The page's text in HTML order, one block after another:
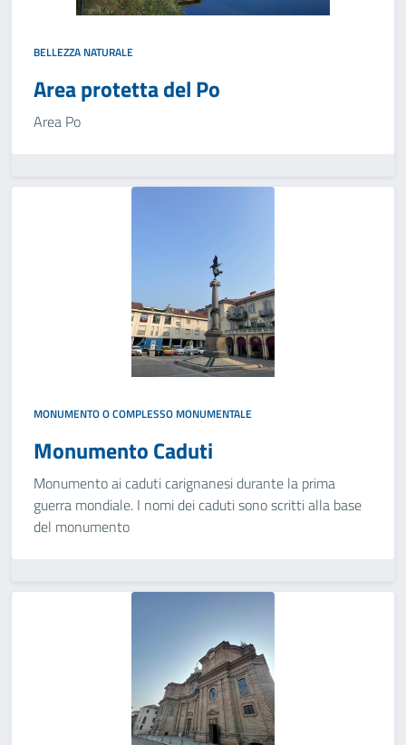
BELLEZZA NATURALE
Area protetta del Po
Area Po
MONUMENTO O COMPLESSO MONUMENTALE
Monumento Caduti
Monumento ai caduti carignanesi durante la prima
guerra mondiale. I nomi dei caduti sono scritti alla base
del monumento